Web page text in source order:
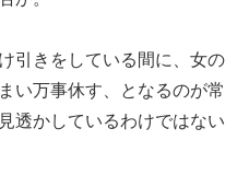
引きをしている間に、女の
い万事休す、となるのが常
透かしているわけではない